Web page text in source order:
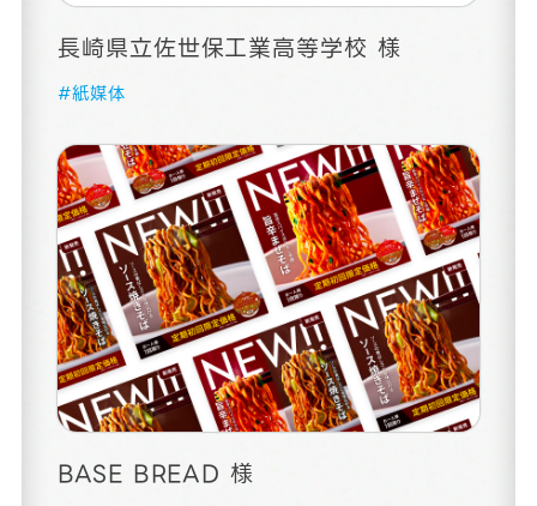
長崎県立佐世保工業高等学校 様
#紙媒体
BASE BREAD 様